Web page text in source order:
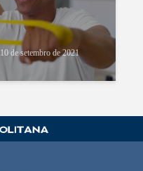
10 de setembro de 2021